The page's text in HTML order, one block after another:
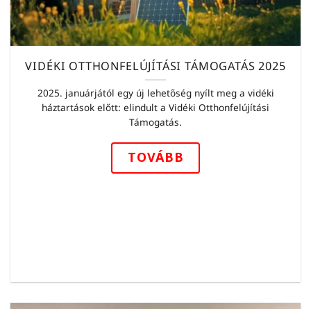
VIDÉKI OTTHONFELÚJÍTÁSI TÁMOGATÁS 2025
2025. januárjától egy új lehetőség nyílt meg a vidéki
háztartások előtt: elindult a Vidéki Otthonfelújítási
Támogatás.
TOVÁBB